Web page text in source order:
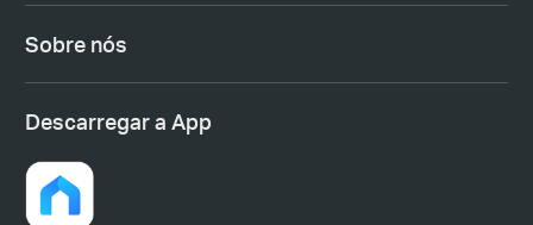
Sobre nós
Descarregar a App